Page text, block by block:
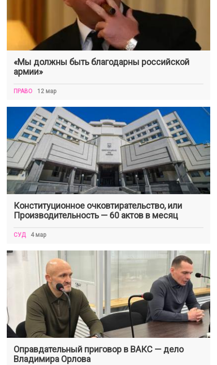
«Мы должны быть благодарны российской
армии»
ПРАВО 12 мар
Конституционное очковтирательство, или
Производительность — 60 актов в месяц
СУД 4 мар
Оправдательный приговор в ВАКС — дело
Владимира Орлова